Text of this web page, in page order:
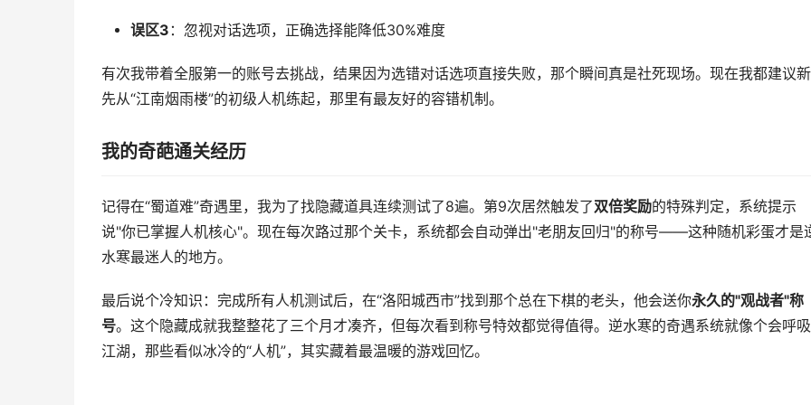
误区3 ：忽视对话选项，正确选择能降低30%难度
有次我带着全服第一的账号去挑战，结果因为选错对话选项直接失败，那个瞬间真是社死现场。现在我都建议
先从“江南烟雨楼”的初级人机练起，那里有最友好的容错机制。
我的奇葩通关经历
记得在“蜀道难”奇遇里，我为了找隐藏道具连续测试了8遍。第9次居然触发了双倍奖励的特殊判定，系统提示
说"你已掌握人机核心"。现在每次路过那个关卡，系统都会自动弹出"老朋友回归"的称号——这种随机彩蛋才是
水寒最迷人的地方。
最后说个冷知识：完成所有人机测试后，在“洛阳城西市”找到那个总在下棋的老头，他会送你永久的"观战者"称
号。这个隐藏成就我整整花了三个月才凑齐，但每次看到称号特效都觉得值得。逆水寒的奇遇系统就像个会呼
江湖，那些看似冰冷的“人机”，其实藏着最温暖的游戏回忆。